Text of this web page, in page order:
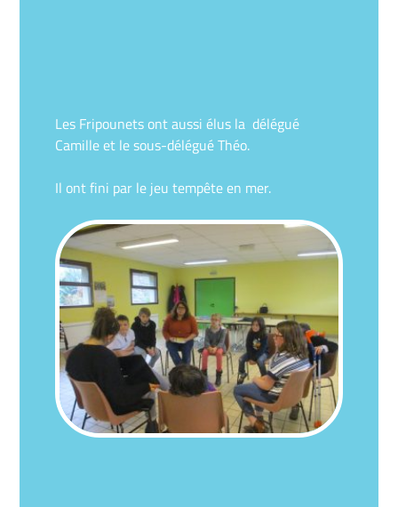
Les Fripounets ont aussi élus la délégué
Camille et le sous-délégué Théo.
Il ont fini par le jeu tempête en mer.